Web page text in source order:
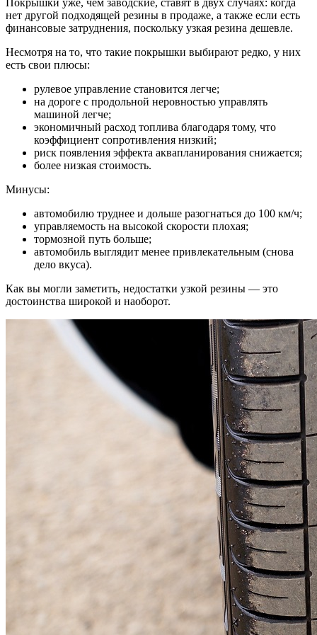
Покрышки уже, чем заводские, ставят в двух случаях: когда
нет другой подходящей резины в продаже, а также если есть
финансовые затруднения, поскольку узкая резина дешевле.
Несмотря на то, что такие покрышки выбирают редко, у них
есть свои плюсы:
рулевое управление становится легче;
на дороге с продольной неровностью управлять
машиной легче;
экономичный расход топлива благодаря тому, что
коэффициент сопротивления низкий;
риск появления эффекта аквапланирования снижается;
более низкая стоимость.
Минусы:
автомобилю труднее и дольше разогнаться до 100 км/ч;
управляемость на высокой скорости плохая;
тормозной путь больше;
автомобиль выглядит менее привлекательным (снова
дело вкуса).
Как вы могли заметить, недостатки узкой резины — это
достоинства широкой и наоборот.